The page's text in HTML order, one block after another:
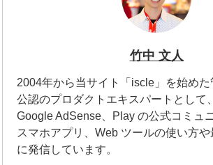
竹中 文人
2004年から当サイト「iscle」を始め
公認のプロダクトエキスパートとして
Google AdSense、Play の公式コミュ
スマホアプリ、Web ツールの使い方
に発信しています。